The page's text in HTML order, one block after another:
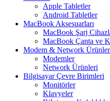
Apple Tabletler
Android Tabletler
MacBook Aksesuarları
MacBook Şarj
MacBook Çanta ve
Modem & Network
Modemler
Network Ürünleri
Bilgisayar Çevre Birimleri
Monitörler
Klavyeler